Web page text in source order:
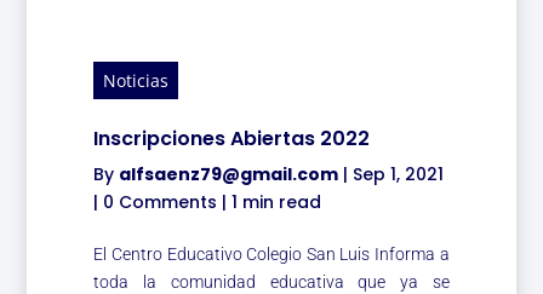
Noticias
Inscripciones Abiertas 2022
By alfsaenz79@gmail.com | Sep 1, 2021
| 0 Comments |1 min read
El Centro Educativo Colegio San Luis Informa a
toda la comunidad educativa que ya se